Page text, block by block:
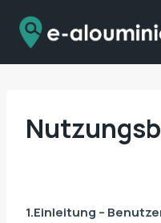
Inhalt
springen
1.Einleitung –